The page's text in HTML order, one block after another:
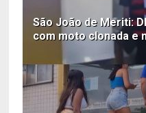
São João de Meriti:
com moto clonada e